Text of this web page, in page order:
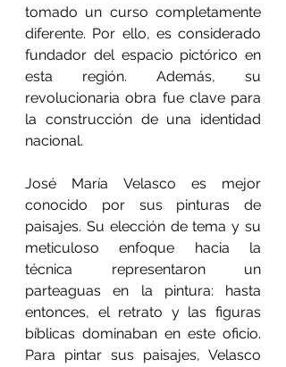
tomado un curso completamente
diferente. Por ello, es considerado
fundador del espacio pictórico en
esta región. Además, su
revolucionaria obra fue clave para
la construcción de una identidad
nacional.
José María Velasco es mejor
conocido por sus pinturas de
paisajes. Su elección de tema y su
meticuloso enfoque hacia la
técnica representaron un
parteaguas en la pintura: hasta
entonces, el retrato y las figuras
bíblicas dominaban en este oficio.
Para pintar sus paisajes, Velasco